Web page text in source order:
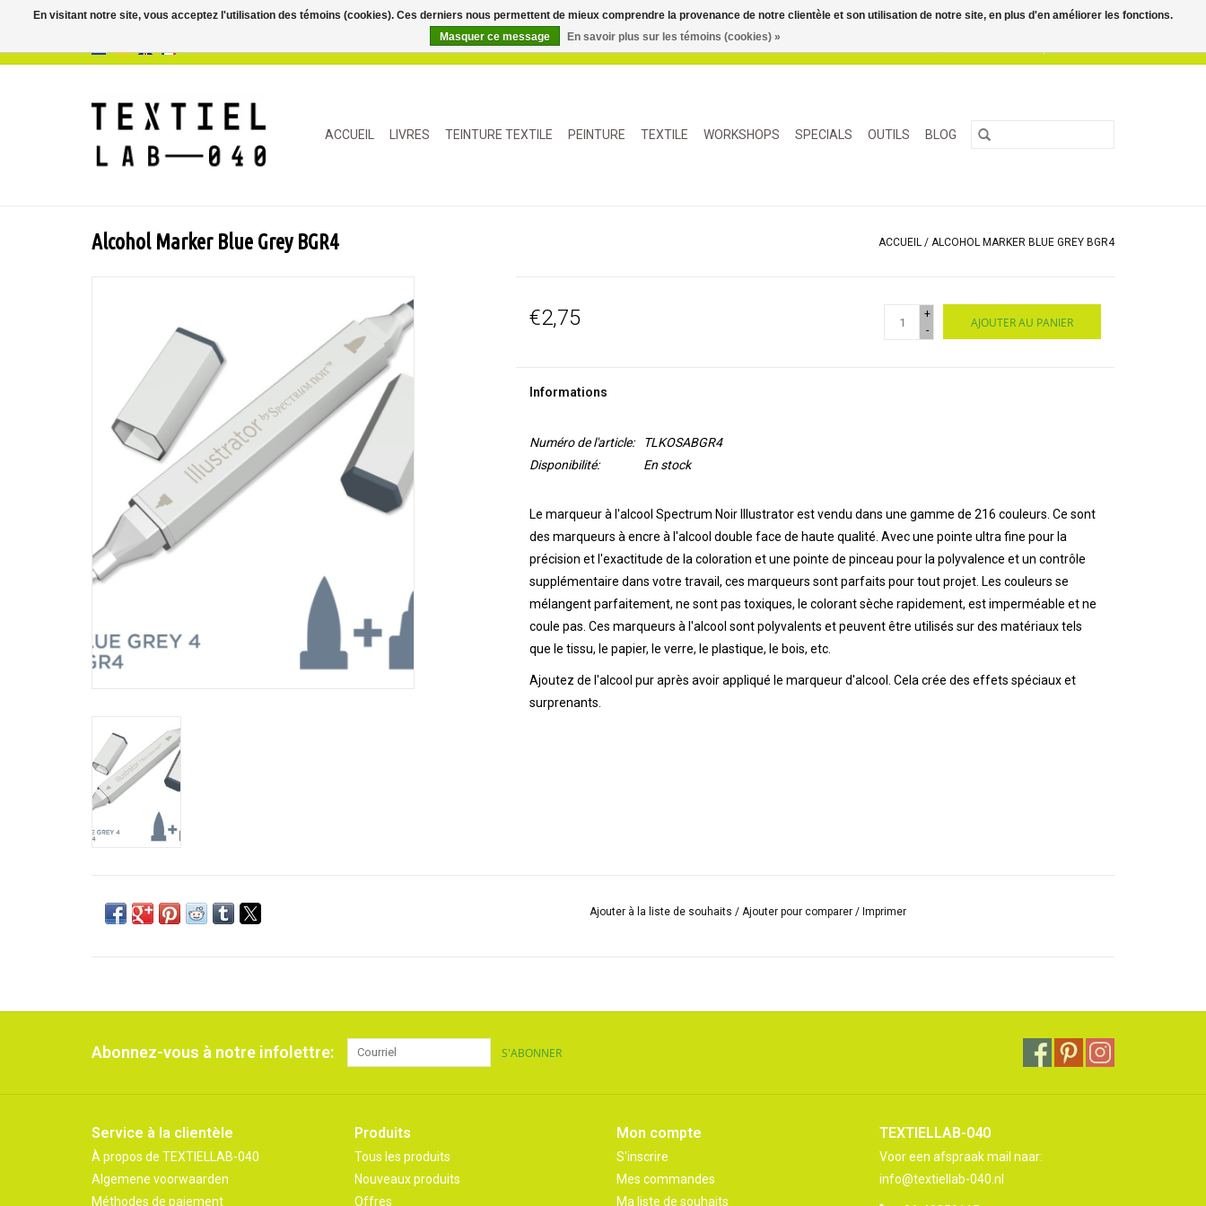
ACCUEIL LIVRES TEINTURE TEXTILE PEINTURE TEXTILE WORKSHOPS SPECIALS OUTILS BLOG
Alcohol Marker Blue Grey BGR4 ACCUEIL / ALCOHOL MARKER BLUE GREY BGR4
€2,75
+
-
AJOUTER AU PANIER
Informations
Numéro de l'article:
TLKOSABGR4
Disponibilité:
En stock
Le marqueur à l'alcool Spectrum Noir Illustrator est vendu dans une gamme de 216 couleurs. Ce sont
des marqueurs à encre à l'alcool double face de haute qualité. Avec une pointe ultra fine pour la
précision et l'exactitude de la coloration et une pointe de pinceau pour la polyvalence et un contrôle
supplémentaire dans votre travail, ces marqueurs sont parfaits pour tout projet. Les couleurs se
mélangent parfaitement, ne sont pas toxiques, le colorant sèche rapidement, est imperméable et ne
coule pas. Ces marqueurs à l'alcool sont polyvalents et peuvent être utilisés sur des matériaux tels
que le tissu, le papier, le verre, le plastique, le bois, etc.
Ajoutez de l'alcool pur après avoir appliqué le marqueur d'alcool. Cela crée des effets spéciaux et
surprenants.
Ajouter à la liste de souhaits / Ajouter pour comparer /Imprimer
Abonnez-vous à notre infolettre: S'ABONNER
Service à la clientèle
À propos de TEXTIELLAB-040
Algemene voorwaarden
Méthodes de paiement
Produits
Tous les produits
Nouveaux produits
Offres
Mon compte
S'inscrire
Mes commandes
Ma liste de souhaits
TEXTIELLAB-040
Voor een afspraak mail naar:
info@textiellab-040.nl
En visitant notre site, vous acceptez l'utilisation des témoins (cookies). Ces derniers nous permettent de mieux comprendre la provenance de notre clientèle et son utilisation de notre site, en plus d'en améliorer les fonctions.
Masquer ce message
En savoir plus sur les témoins (cookies) »